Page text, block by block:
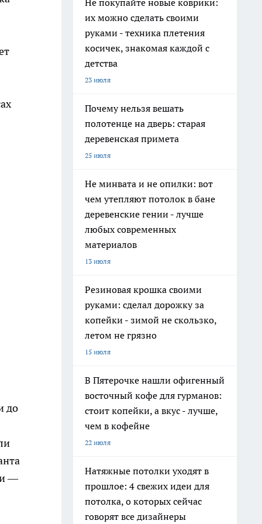
до
—
Не покупайте новые коврики:
их можно сделать своими
руками - техника плетения
косичек, знакомая каждой с
детства
23 июля
Почему нельзя вешать
полотенце на дверь: старая
деревенская примета
25 июля
Не минвата и не опилки: вот
чем утепляют потолок в бане
деревенские гении - лучше
любых современных
материалов
13 июля
Резиновая крошка своими
руками: сделал дорожку за
копейки - зимой не скользко,
летом не грязно
15 июля
В Пятерочке нашли офигенный
восточный кофе для гурманов:
стоит копейки, а вкус - лучше,
чем в кофейне
22 июля
Натяжные потолки уходят в
прошлое: 4 свежих идеи для
потолка, о которых сейчас
говорят все дизайнеры